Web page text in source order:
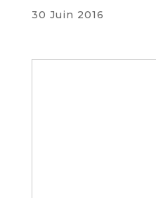
30 Juin 2016